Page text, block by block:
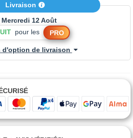
Livraison
Mercredi 12 Août
pour les PRO
d'option de livraison